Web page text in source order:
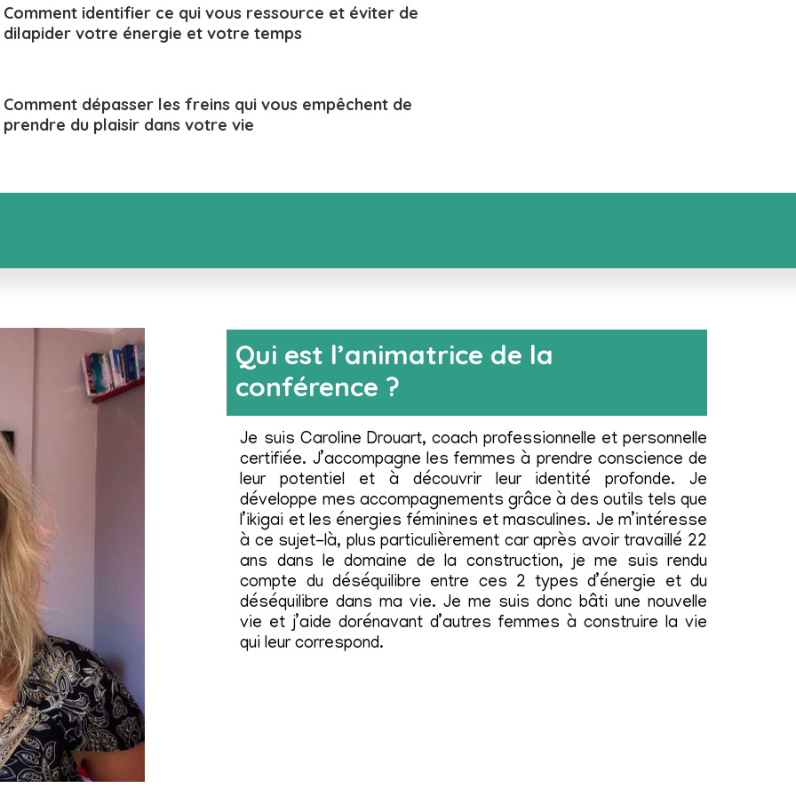
Comment identifier ce qui vous ressource et éviter de
dilapider votre énergie et votre temps
Comment dépasser les freins qui vous empêchent de
prendre du plaisir dans votre vie
Qui est l’animatrice de la
conférence ?
Je suis Caroline Drouart, coach professionnelle et personnelle
certifiée. J’accompagne les femmes à prendre conscience de
leur potentiel et à découvrir leur identité profonde. Je
développe mes accompagnements grâce à des outils tels que
l’ikigai et les énergies féminines et masculines. Je m’intéresse
à ce sujet-là, plus particulièrement car après avoir travaillé 22
ans dans le domaine de la construction, je me suis rendu
compte du déséquilibre entre ces 2 types d’énergie et du
déséquilibre dans ma vie. Je me suis donc bâti une nouvelle
vie et j’aide dorénavant d’autres femmes à construire la vie
qui leur correspond.